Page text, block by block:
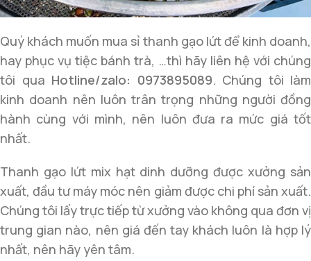
Quý khách muốn mua sỉ thanh gạo lứt để kinh doanh,
hay phục vụ tiệc bánh trà, …thì hãy liên hệ với chúng
tôi qua Hotline/zalo: 0973895089. Chúng tôi làm
kinh doanh nên luôn trân trọng những người đồng
hành cùng với mình, nên luôn đưa ra mức giá tốt
nhất.
Thanh gạo lứt mix hạt dinh dưỡng được xưởng sản
xuất, đầu tư máy móc nên giảm được chi phí sản xuất.
Chúng tôi lấy trực tiếp từ xưởng vào không qua đơn vị
trung gian nào, nên giá đến tay khách luôn là hợp lý
nhất, nên hãy yên tâm.